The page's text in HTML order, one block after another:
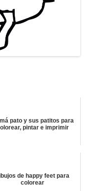
pato y sus patitos para
pintar e imprimir
de happy feet para
colorear